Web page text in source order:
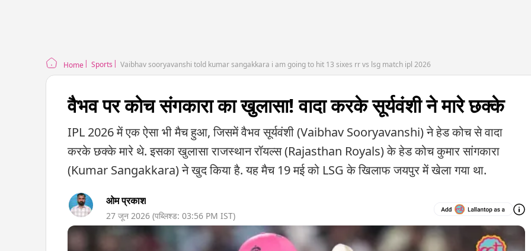
Home Sports Vaibhav sooryavanshi told kumar sangakkara i am going to hit 13 sixes rr vs lsg match ipl 2026
वैभव पर कोच संगकारा का खुलासा! वादा करके सूर्यवंशी ने मारे छक्के
IPL 2026 में एक ऐसा भी मैच हुआ, जिसमें वैभव सूर्यवंशी (Vaibhav Sooryavanshi) ने हेड कोच से वादा
करके छक्के मारे थे. इसका खुलासा राजस्थान रॉयल्स (Rajasthan Royals) के हेड कोच कुमार सांगकारा
(Kumar Sangakkara) ने खुद किया है. यह मैच 19 मई को LSG के खिलाफ जयपुर में खेला गया था.
ओम प्रकाश
27 जून 2026 (पब्लिश्ड: 03:56 PM IST)